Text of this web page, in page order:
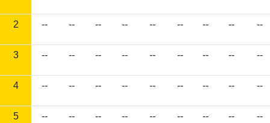
2 -- -- -- -- -- -- -- -- --
3 -- -- -- -- -- -- -- -- --
4 -- -- -- -- -- -- -- -- --
5 -- -- -- -- -- -- -- -- --